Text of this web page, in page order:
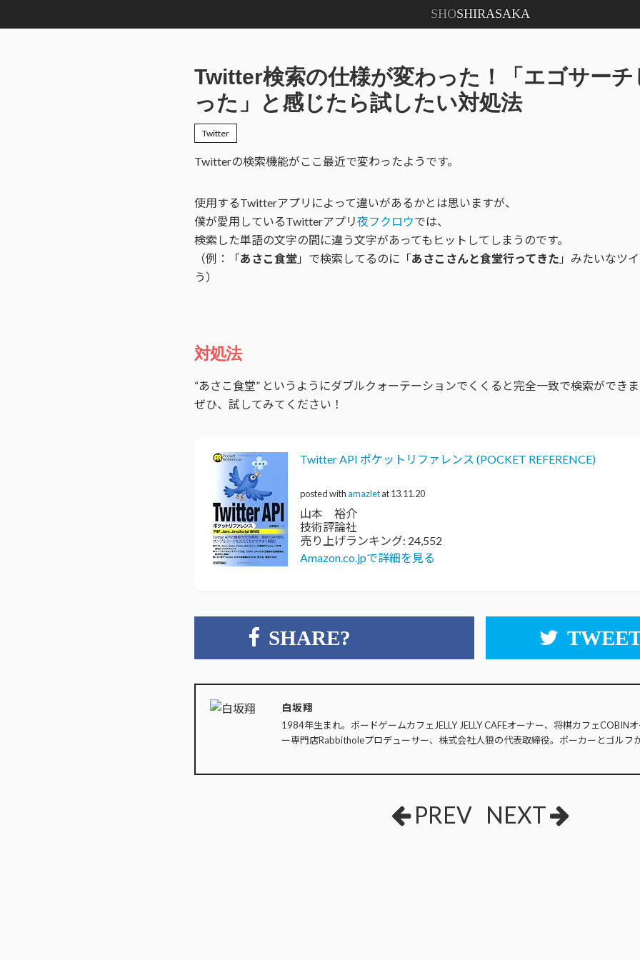
SHOSHIRASAKA
Twitter検索の仕様が変わった！「エゴサー
った」と感じたら試したい対処法
Twitter
Twitterの検索機能がここ最近で変わったようです。
使用するTwitterアプリによって違いがあるかとは思いますが、
僕が愛用しているTwitterアプリ夜フクロウでは、
検索した単語の文字の間に違う文字があってもヒットしてしまうのです。
（例：「あさこ食堂 」で検索してるのに「あさこさんと食堂行ってきた 」みたいなツ
う）
対処法
“あさこ食堂” というようにダブルクォーテーションでくくると完全一致で検索ができ
ぜひ、試してみてください！
Twitter API ポケットリファレンス (POCKET REFERENCE)
posted withamazletat 13.11.20
山本 裕介
技術評論社
売り上げランキング: 24,552
Amazon.co.jpで詳細を見る
SHARE?
白坂翔
1984年生まれ。ボードゲームカフェJELLY JELLY CAFEオーナー、将棋カフェCOBIN
ー専門店Rabbitholeプロデューサー、株式会社人狼の代表取締役。ポーカーとゴルフ
PREV NEXT